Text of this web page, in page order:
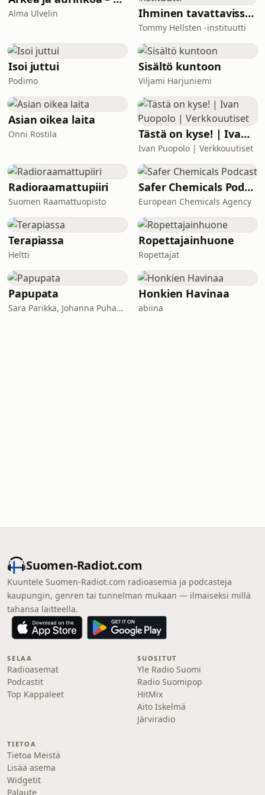
Alma Ulvelin Ihminen tavattavissa | Tommy Hellsten -instituutti
Tommy Hellsten -instituutti
Isoi juttui
Podimo
Sisältö kuntoon
Viljami Harjuniemi
Asian oikea laita
Onni Rostila Tästä on kyse! | Ivan Puopolo | Verkkouutiset
Ivan Puopolo | Verkkouutiset
Radioraamattupiiri
Suomen Raamattuopisto
Safer Chemicals Podcast
European Chemicals Agency
Terapiassa
Heltti
Ropettajainhuone
Ropettajat
Papupata
Sara Parikka, Johanna Puhakka
Honkien Havinaa
abiina
Suomen-Radiot.com
Kuuntele Suomen-Radiot.com radioasemia ja podcasteja
kaupungin, genren tai tunnelman mukaan — ilmaiseksi millä
tahansa laitteella.
SELAA
Radioasemat
Podcastit
Top Kappaleet
SUOSITUT
Yle Radio Suomi
Radio Suomipop
HitMix
Aito Iskelmä
Järviradio
TIETOA
Tietoa Meistä
Lisää asema
Widgetit
Palaute